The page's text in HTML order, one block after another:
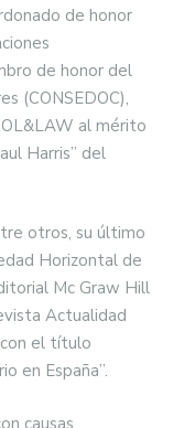
de honor
de honor del
(CONSEDOC),
al mérito
Harris” del
otros, su último
Horizontal de
Mc Graw Hill
Actualidad
el título
en España”.
causas